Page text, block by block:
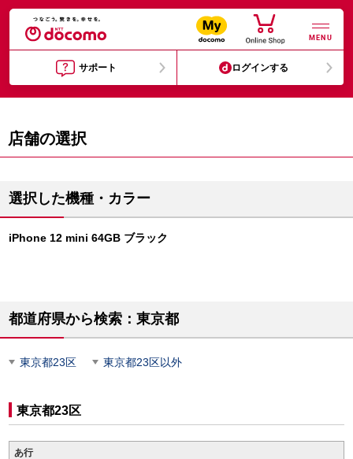
MENU
サポート ログインする
店舗の選択
選択した機種・カラー
iPhone 12 mini 64GB ブラック
都道府県から検索：東京都
東京都23区 東京都23区以外
東京都23区
あ行